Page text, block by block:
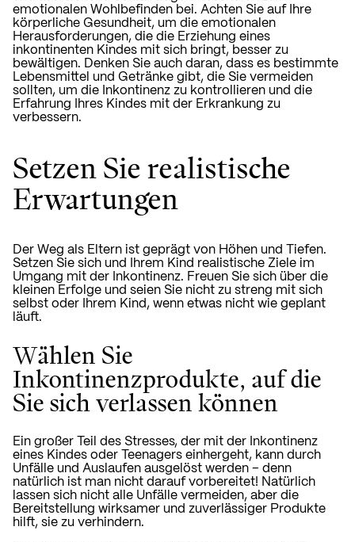
emotionalen Wohlbefinden bei. Achten Sie auf Ihre
körperliche Gesundheit, um die emotionalen
Herausforderungen, die die Erziehung eines
inkontinenten Kindes mit sich bringt, besser zu
bewältigen. Denken Sie auch daran, dass es bestimmte
Lebensmittel und Getränke gibt, die Sie vermeiden
sollten, um die Inkontinenz zu kontrollieren und die
Erfahrung Ihres Kindes mit der Erkrankung zu
verbessern.
Setzen Sie realistische
Erwartungen
Der Weg als Eltern ist geprägt von Höhen und Tiefen.
Setzen Sie sich und Ihrem Kind realistische Ziele im
Umgang mit der Inkontinenz. Freuen Sie sich über die
kleinen Erfolge und seien Sie nicht zu streng mit sich
selbst oder Ihrem Kind, wenn etwas nicht wie geplant
läuft.
Wählen Sie
Inkontinenzprodukte, auf die
Sie sich verlassen können
Ein großer Teil des Stresses, der mit der Inkontinenz
eines Kindes oder Teenagers einhergeht, kann durch
Unfälle und Auslaufen ausgelöst werden – denn
natürlich ist man nicht darauf vorbereitet! Natürlich
lassen sich nicht alle Unfälle vermeiden, aber die
Bereitstellung wirksamer und zuverlässiger Produkte
hilft, sie zu verhindern.